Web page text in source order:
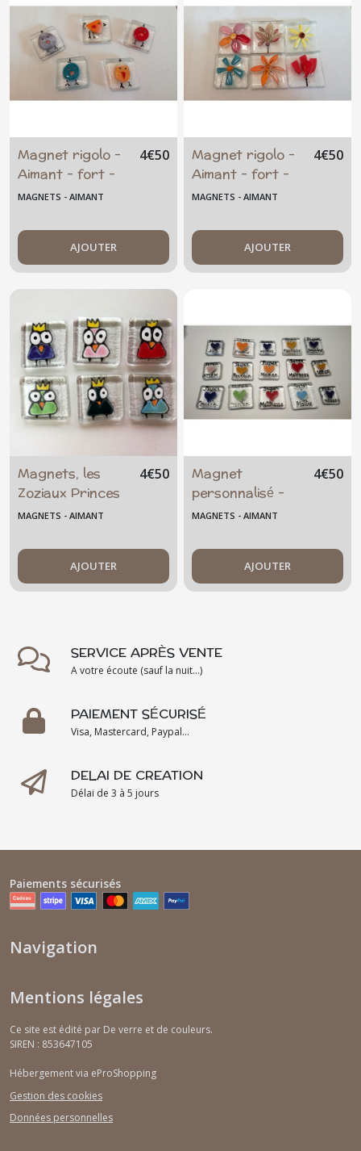
Magnet rigolo -
Aimant - fort -
Poule - oiseau -
puissant
néodyme
4€50
MAGNETS - AIMANT
AJOUTER
Magnet rigolo -
Aimant - fort -
fleur -
artisanal -
unique - verre
fusionné
4€50
MAGNETS - AIMANT
AJOUTER
Magnets, les
Zoziaux Princes
et princesses,
amusant,
artisanal, Tarn
France
4€50
MAGNETS - AIMANT
AJOUTER
Magnet
personnalisé -
aimant - petit
- présent
4€50
MAGNETS - AIMANT
AJOUTER
SERVICE APRÈS VENTE
A votre écoute (sauf la nuit...)
PAIEMENT SÉCURISÉ
Visa, Mastercard, Paypal...
DELAI DE CREATION
Délai de 3 à 5 jours
Paiements sécurisés
Navigation
Mentions légales
Ce site est édité par De verre et de couleurs.
SIREN : 853647105
Hébergement via eProShopping
Gestion des cookies
Données personnelles